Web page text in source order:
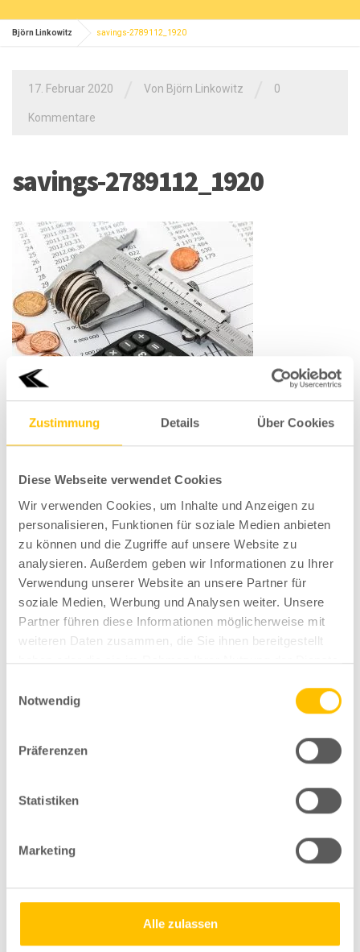
Zustimmung Details Über Cookies
Diese Webseite verwendet Cookies
Wir verwenden Cookies, um Inhalte und Anzeigen zu
personalisieren, Funktionen für soziale Medien anbieten
zu können und die Zugriffe auf unsere Website zu
analysieren. Außerdem geben wir Informationen zu Ihrer
Verwendung unserer Website an unsere Partner für
soziale Medien, Werbung und Analysen weiter. Unsere
Partner führen diese Informationen möglicherweise mit
weiteren Daten zusammen, die Sie ihnen bereitgestellt
haben oder die sie im Rahmen Ihrer Nutzung der Dienste
Notwendig
Präferenzen
Statistiken
Marketing
Alle zulassen
Björn Linkowitz savings-2789112_1920
17. Februar 2020 Von Björn Linkowitz 0
Kommentare
savings-2789112_1920
EINEN KOMMENTAR SCHREIBEN
Felder sind mit*markiert
Vor- und Nachname
Internetseite